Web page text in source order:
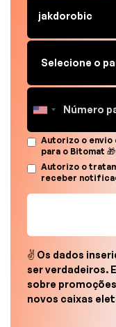
Autorizo o envio
para o Bitomat
Autorizo o
receber
✌ Os dados
ser verdadeiros.
sobre
novos caixas